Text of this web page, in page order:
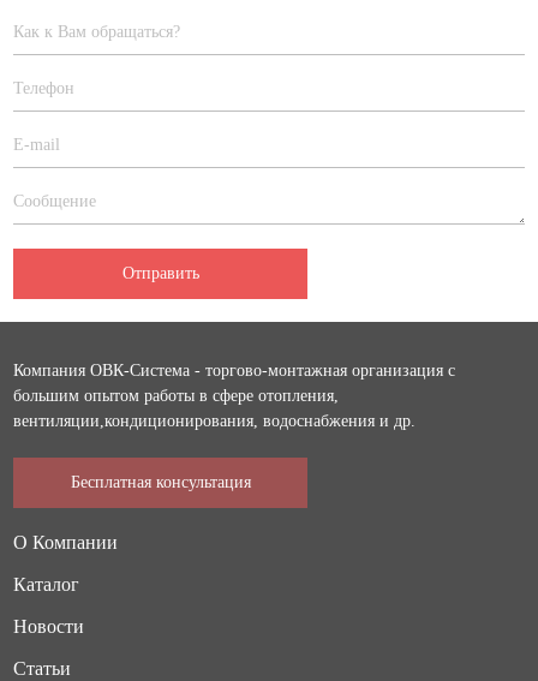
Отправить
Компания ОВК-Система - торгово-монтажная организация с
большим опытом работы в сфере отопления,
вентиляции,кондиционирования, водоснабжения и др.
Бесплатная консультация
О Компании
Каталог
Новости
Статьи